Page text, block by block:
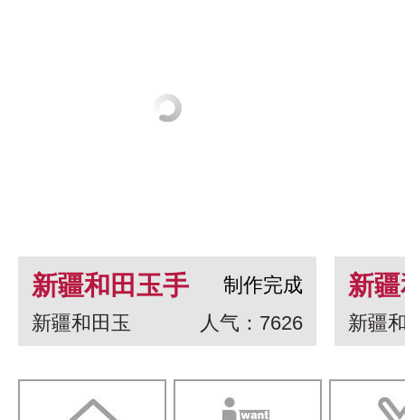
新疆和田玉手
串 龙生九子
制作完成
新疆和田玉
人气：7626
新
白
一
新疆